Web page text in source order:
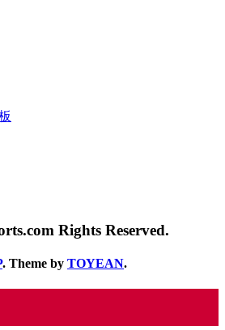
Rights Reserved.
. Theme by TOYEAN.